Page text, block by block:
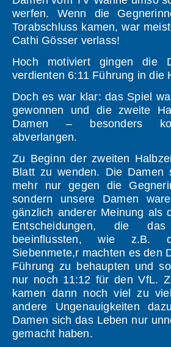
werfen. Wenn die
Torabschluss kamen, war
Cathi Gösser verlass!
Hoch motiviert gingen die
verdienten 6:11 Führung in die
Doch es war klar: das Spiel
gewonnen und die zweite
Damen – besonders
abverlangen.
Zu Beginn der zweiten
Blatt zu wenden. Die Damen
mehr nur gegen die
sondern unsere Damen
gänzlich anderer Meinung als
Entscheidungen, die
beeinflussten, wie z.B.
Siebenmete,r machten es den
Führung zu behaupten und
nur noch 11:12 für den VfL.
kamen dann noch viel zu
andere Ungenauigkeiten
Damen sich das Leben nur
gemacht haben.